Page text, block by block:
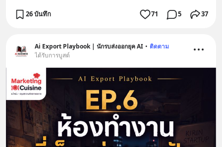
26 บันทึก 71 5 37
Ai Export Playbook | นักรบส่งออกยุค AI • ติดตาม
ได้รับการบูสต์